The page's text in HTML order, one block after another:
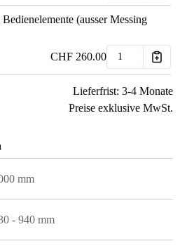
(ausser Messing
CHF 260.00
Lieferfrist: 3-4 Monate
Preise exklusive MwSt.
mm
- 940 mm